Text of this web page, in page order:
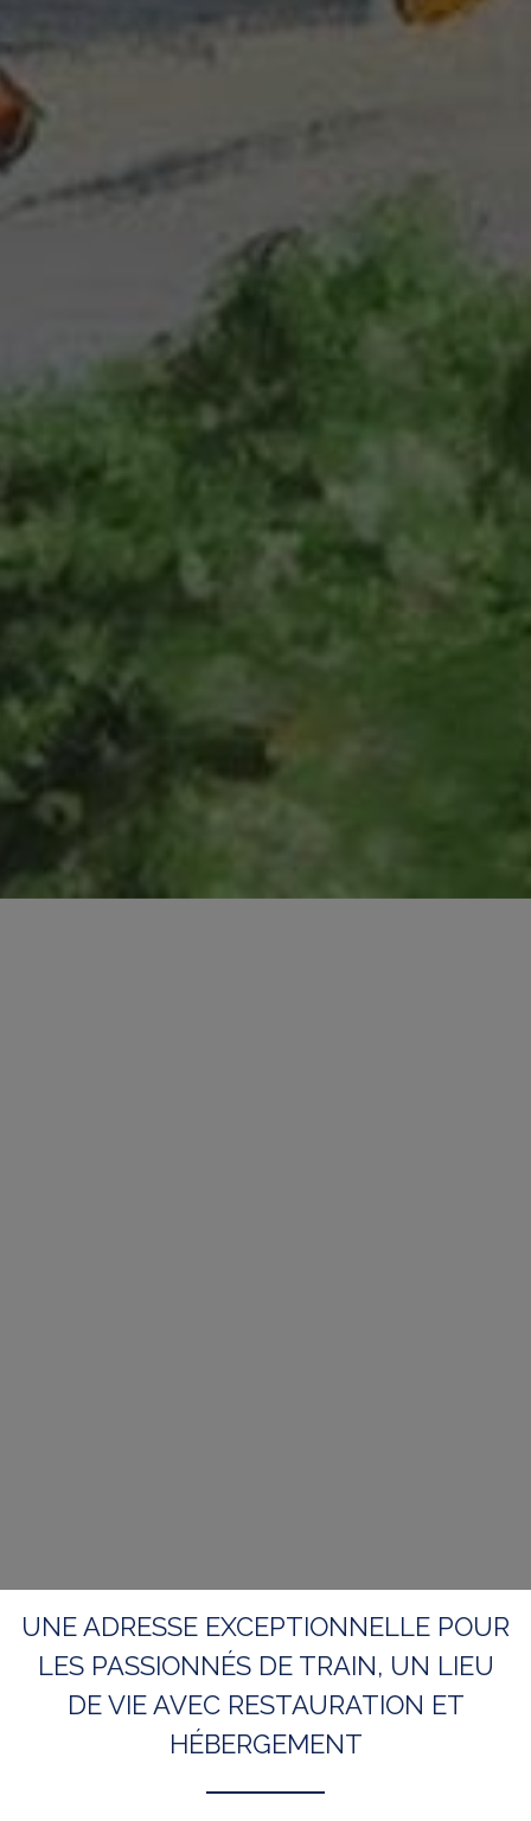
UNE ADRESSE EXCEPTIONNELLE POUR
LES PASSIONNÉS DE TRAIN, UN LIEU
DE VIE AVEC RESTAURATION ET
HÉBERGEMENT